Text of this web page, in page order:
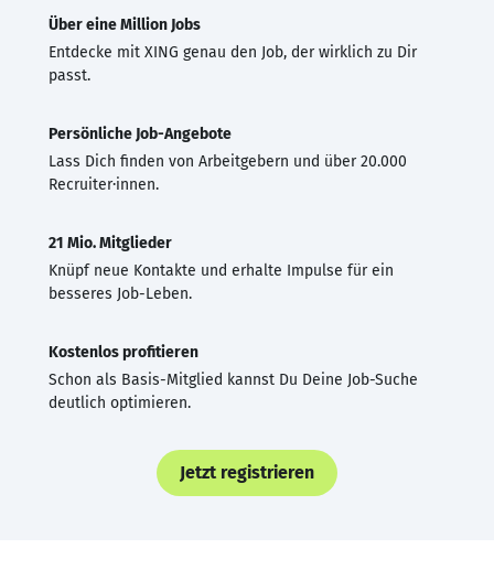
Über eine Million Jobs
Entdecke mit XING genau den Job, der wirklich zu Dir
passt.
Persönliche Job-Angebote
Lass Dich finden von Arbeitgebern und über 20.000
Recruiter·innen.
21 Mio. Mitglieder
Knüpf neue Kontakte und erhalte Impulse für ein
besseres Job-Leben.
Kostenlos profitieren
Schon als Basis-Mitglied kannst Du Deine Job-Suche
deutlich optimieren.
Jetzt registrieren